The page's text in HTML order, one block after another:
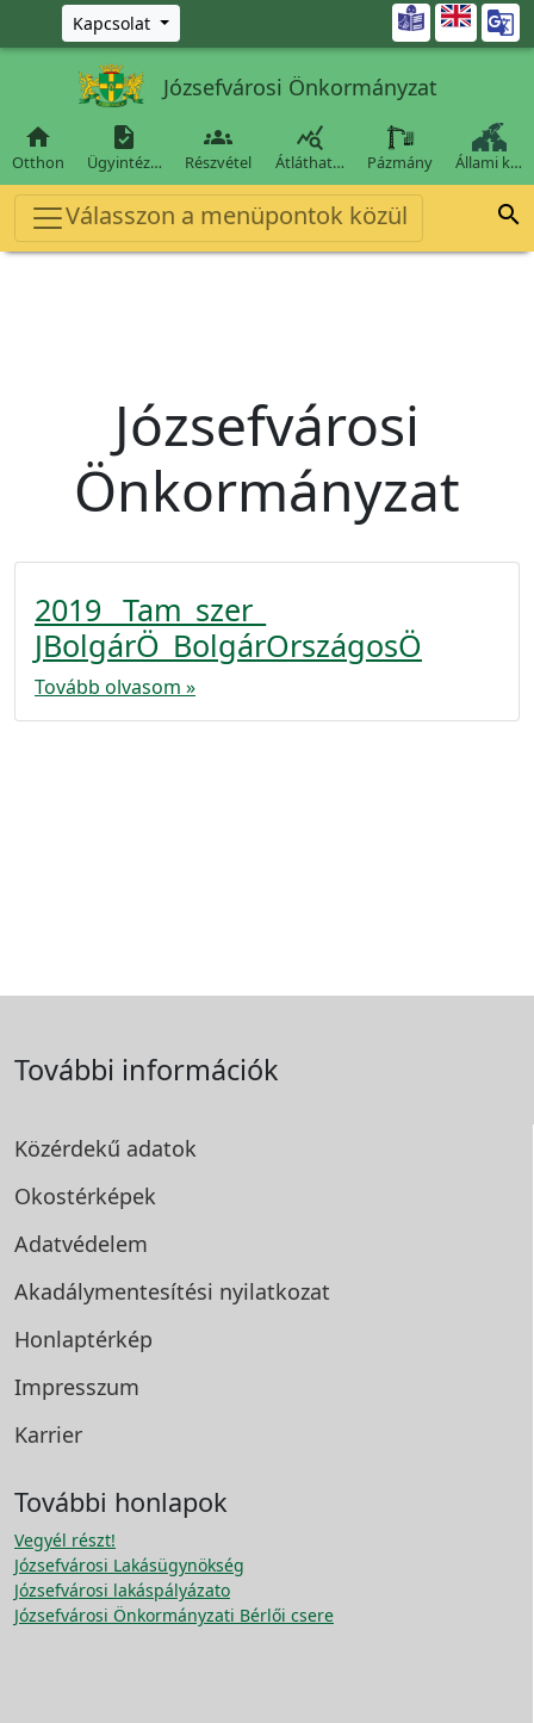
Ugrás a fő tartalomra
Kapcsolat 
Józsefvárosi Önkormányzat

Otthon

Ügyintéz…

Részvétel

Átláthat… Pázmány Állami k…
Válasszon a menüpontok közül 
Józsefvárosi
Önkormányzat
2019_ Tam_szer_
JBolgárÖ_BolgárOrszágosÖ
Tovább olvasom »
További információk
Közérdekű adatok
Okostérképek
Adatvédelem
Akadálymentesítési nyilatkozat
Honlaptérkép
Impresszum
Karrier
További honlapok
Vegyél részt!
Józsefvárosi Lakásügynökség
Józsefvárosi lakáspályázato
Józsefvárosi Önkormányzati Bérlői csere